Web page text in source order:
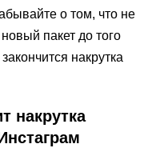
о том, что не
пакет до того
накрутка
накрутка